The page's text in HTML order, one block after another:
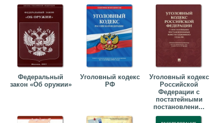
Федеральный
закон «Об оружии»
Уголовный кодекс
РФ
Уголовный кодекс
Российской
Федерации с
постатейными
постановлени...